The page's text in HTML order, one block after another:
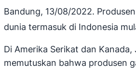
Bandung, 13/08/2022.
dunia termasuk di Indonesia
Di Amerika Serikat dan
memutuskan bahwa produsen